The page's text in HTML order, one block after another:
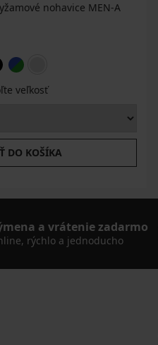
nohavice MEN-A
veľkosť
DO KOŠÍKA
a vrátenie zadarmo
rýchlo a jednoducho